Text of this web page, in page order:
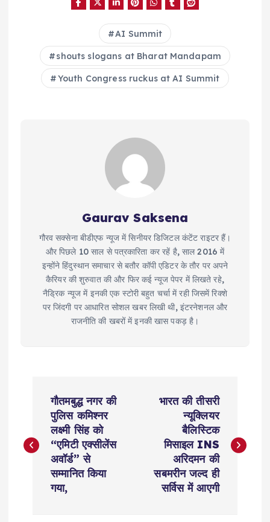
AI Summit
shouts slogans at Bharat Mandapam
Youth Congress ruckus at AI Summit
Gaurav Saksena
गौरव सक्सेना बीडीएफ न्यूज में सिनीयर डिजिटल कंटेंट राइटर हैं।
और पिछले 10 साल से पत्रकारिता कर रहें है, साल 2016 में
इन्होंने हिंदुस्थान समाचार से बतौर कॉपी एडिटर के तौर पर अपने
कैरियर की शुरुवात की और फिर कई न्यूज पेपर में लिखते रहे,
नैड्रिक न्यूज में इनकी एक स्टोरी बहुत चर्चा में रही जिसमें रिक्शे
पर जिंदगी पर आधारित सोशल खबर लिखी थी, इंटरनेशनल और
राजनीति की खबरों में इनकी खास पकड़ है।
s
गौतमबुद्ध नगर की
पुलिस कमिश्नर
लक्ष्मी सिंह को
“एमिटी एक्सीलेंस
अवॉर्ड” से
सम्मानित किया
गया,
भारत की तीसरी
न्यूक्लियर
बैलिस्टिक
मिसाइल INS
अरिदमन की
सबमरीन जल्द ही
सर्विस में आएगी